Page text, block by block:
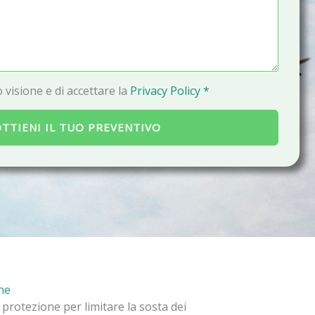
e di accettare la Privacy Policy *
IL TUO PREVENTIVO
per limitare la sosta dei